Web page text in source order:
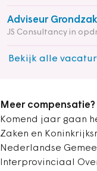
Adviseur
JS Consultancy in
Bekijk alle
Meer compensatie?
Komend jaar gaan
Zaken en
Nederlandse
Interprovinciaal